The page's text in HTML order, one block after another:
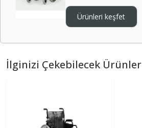
Ürünleri keşfet
İlginizi Çekebilecek Ürünler